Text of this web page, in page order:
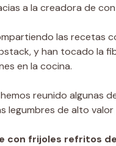
a la creadora de
las recetas
y han tocado la
en la cocina.
reunido algunas
legumbres de alto
con frijoles refritos